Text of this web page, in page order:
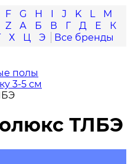
F G H I J K L
M
Z А Б В Г Д Е
К
Х Ц Э
полы
3-5 см
ТЛБЭ